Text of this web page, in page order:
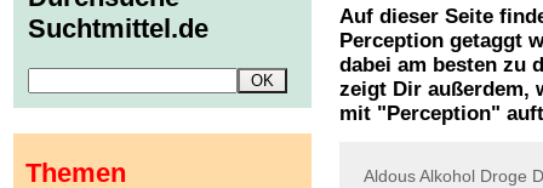
Auf dieser Seite
Perception getaggt
dabei am besten zu
zeigt Dir außerdem,
mit " Perception"
AldousAlkohol Droge
Suchtmittel.de
Themen